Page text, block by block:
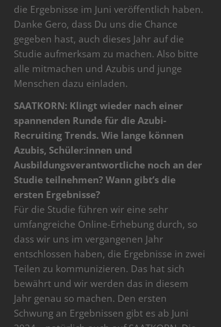
die Ergebnisse im Juni veröffentlich haben.
Danke Gero, dass Du uns die Chance
gegeben hast, auch dieses Jahr auf die
Studie aufmerksam zu machen. Also bitte
alle mitmachen und Azubis und junge
Menschen dazu einladen.
SAATKORN: Klingt wieder nach einer
spannenden Runde für die Azubi-
Recruiting Trends. Wie lange können
Azubis, Schüler:innen und
Ausbildungsverantwortliche noch an der
Studie teilnehmen? Wann gibt’s die
ersten Ergebnisse?
Für die Studie führen wir eine sehr
umfangreiche Online-Erhebung durch, so
dass wir uns im vergangenen Jahr
entschlossen haben, die Ergebnisse in zwei
Teilen zu kommunizieren. Das hat sich
bewährt und wir werden das in diesem
Jahr genau so machen. Den ersten
Schwung an Ergebnissen gibt es ab Juni